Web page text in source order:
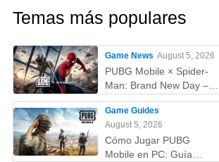
Temas más populares
Game News August 5, 2026
PUBG Mobile × Spider-
Man: Brand New Day –
Todo lo que debes saber:
skins, fecha,
recompensas y más
Game Guides
August 5, 2026
Cómo Jugar PUBG
Mobile en PC: Guía